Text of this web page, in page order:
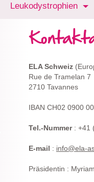
Leukodystrophien
ELA Schweiz
Rue de Tramelan 7
2710 Tavannes
IBAN CH02 0900
Tel.-Nummer : +41
E-mail : info@ela-
Präsidentin :